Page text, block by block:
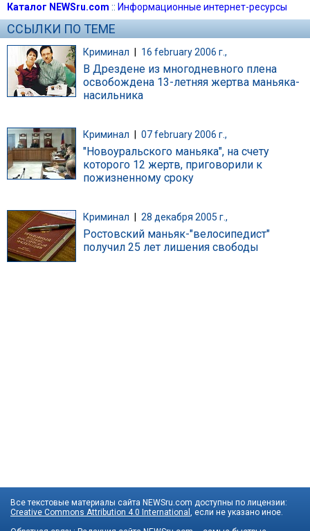
Каталог NEWSru.com :: Информационные интернет-ресурсы
ССЫЛКИ ПО ТЕМЕ
Криминал | 16 february 2006 г.,
В Дрездене из многодневного плена
освобождена 13-летняя жертва маньяка-
насильника
Криминал 07 february 2006 г.,
"Новоуральского маньяка", на счету
которого 12 жертв, приговорили к
пожизненному сроку
Криминал 28 декабря 2005 г.,
Ростовский маньяк-"велосипедист"
получил 25 лет лишения свободы
Все текстовые материалы сайта NEWSru.com доступны по лицензии:
Creative Commons Attribution 4.0 International , если не указано иное.